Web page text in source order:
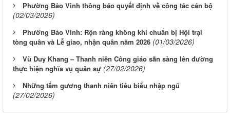
Phường Bảo Vinh thông báo quyết định về công tác cán bộ
(02/03/2026)
Phường Bảo Vinh: Rộn ràng không khí chuẩn bị Hội trại
tòng quân và Lễ giao, nhận quân năm 2026 (01/03/2026)
Vũ Duy Khang – Thanh niên Công giáo sẵn sàng lên đường
thực hiện nghĩa vụ quân sự (27/02/2026)
Những tấm gương thanh niên tiêu biểu nhập ngũ
(27/02/2026)